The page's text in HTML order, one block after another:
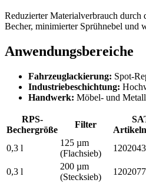
Reduzierter Materialverbrauch durch
Becher, minimierter Sprühnebel und
Anwendungsbereiche
Fahrzeuglackierung: Spot-
Industriebeschichtung:
Handwerk: Möbel- und
RPS-
Bechergröße
Filter
0,3 l
125 µm
(Flachsieb)
1202043
0,3 l
200 µm
(Stecksieb)
1202077